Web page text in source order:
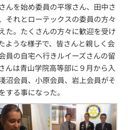
んを始め委員の平塚さん、田中さ
それとローテックスの委員の方々
た。たくさんの方々に歓迎を受け
ような様子で、皆さんと親しく会
員の自宅へ行きルイーズさんの留
んは青山学院高等部に９月から入
沼会員、小原会員、岩上会員がそ
する事になった。